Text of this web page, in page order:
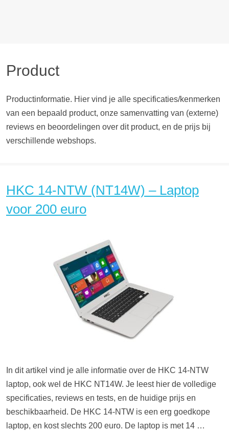
Product
Productinformatie. Hier vind je alle specificaties/kenmerken
van een bepaald product, onze samenvatting van (externe)
reviews en beoordelingen over dit product, en de prijs bij
verschillende webshops.
HKC 14-NTW (NT14W) – Laptop
voor 200 euro
In dit artikel vind je alle informatie over de HKC 14-NTW
laptop, ook wel de HKC NT14W. Je leest hier de volledige
specificaties, reviews en tests, en de huidige prijs en
beschikbaarheid. De HKC 14-NTW is een erg goedkope
laptop, en kost slechts 200 euro. De laptop is met 14 …